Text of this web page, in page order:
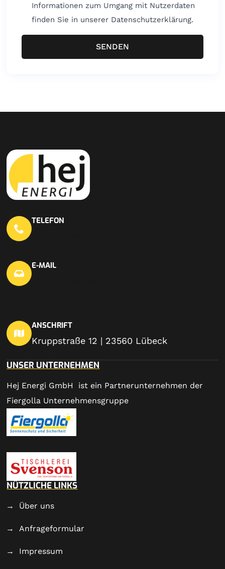
Informationen zum Umgang mit Nutzerdaten
finden Sie in unserer Datenschutzerklärung.
SENDEN
TELEFON
E-MAIL
ANSCHRIFT
Kruppstraße 12 | 23560 Lübeck
UNSER UNTERNEHMEN
Hej Energi GmbH ist ein Partnerunternehmen der
Fiergolla Unternehmensgruppe
NÜTZLICHE LINKS
Über uns
Anfrageformular
Impressum